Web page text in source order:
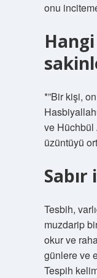
onu
*”Bir kişi,
ve Hüchbül
üzüntüyü
Tesbih,
muzdarip
okur ve
günlere ve
Tespih